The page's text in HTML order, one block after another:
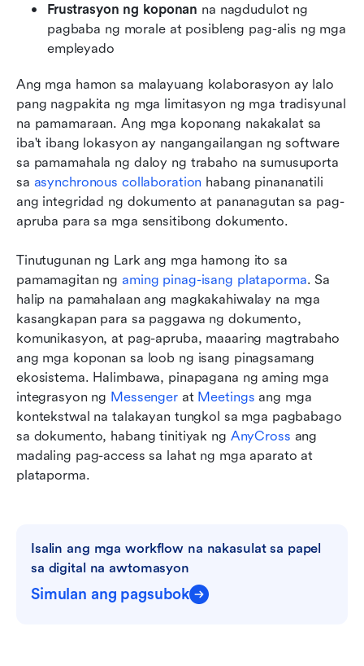
Frustrasyon ng koponan na nagdudulot ng
pagbaba ng morale at posibleng pag-alis ng mga
empleyado
Ang mga hamon sa malayuang kolaborasyon ay lalo
pang nagpakita ng mga limitasyon ng mga tradisyunal
na pamamaraan. Ang mga koponang nakakalat sa
iba't ibang lokasyon ay nangangailangan ng software
sa pamamahala ng daloy ng trabaho na sumusuporta
sa asynchronous collaboration habang pinananatili
ang integridad ng dokumento at pananagutan sa pag-
apruba para sa mga sensitibong dokumento.
Tinutugunan ng Lark ang mga hamong ito sa
pamamagitan ng aming pinag-isang plataporma. Sa
halip na pamahalaan ang magkakahiwalay na mga
kasangkapan para sa paggawa ng dokumento,
komunikasyon, at pag-apruba, maaaring magtrabaho
ang mga koponan sa loob ng isang pinagsamang
ekosistema. Halimbawa, pinapagana ng aming mga
integrasyon ng Messenger at Meetings ang mga
kontekstwal na talakayan tungkol sa mga pagbabago
sa dokumento, habang tinitiyak ng AnyCross ang
madaling pag-access sa lahat ng mga aparato at
plataporma.
Isalin ang mga workflow na nakasulat sa papel
sa digital na awtomasyon
Simulan ang pagsubok